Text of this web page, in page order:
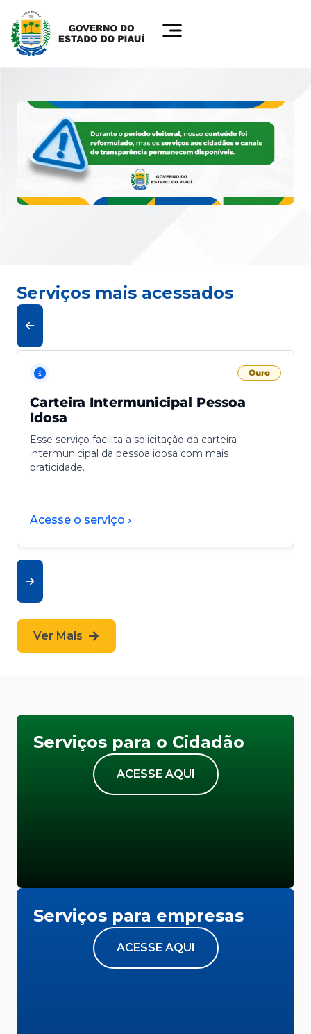
Serviços mais acessados
Ouro
Carteira Intermunicipal Pessoa
Idosa
Esse serviço facilita a solicitação da carteira
intermunicipal da pessoa idosa com mais
praticidade.
Acesse o serviço ›
Ver Mais
Serviços para o Cidadão
ACESSE AQUI
Serviços para empresas
ACESSE AQUI